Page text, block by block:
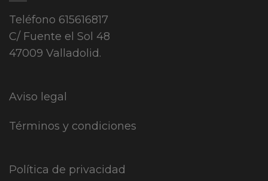
Teléfono 615616817
C/ Fuente el Sol 48
47009 Valladolid.
Aviso legal
Términos y condiciones
Política de privacidad